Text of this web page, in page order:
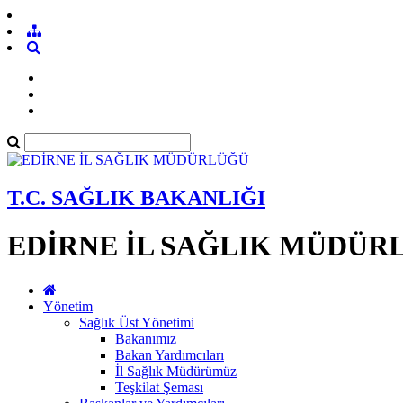
T.C. SAĞLIK BAKANLIĞI
EDİRNE İL SAĞLIK
Yönetim
Sağlık Üst Yönetimi
Bakanımız
Bakan Yardımcıları
İl Sağlık Müdürümüz
Teşkilat Şeması